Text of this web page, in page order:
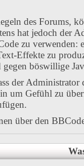
des Forums,
hat jedoch der
zu verwenden:
Effekte zu
böswillige
der
um Gefühl zu
über den